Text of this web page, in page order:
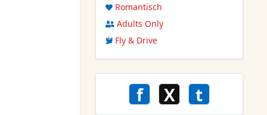
Romantisch
Adults Only
Fly & Drive
f X t